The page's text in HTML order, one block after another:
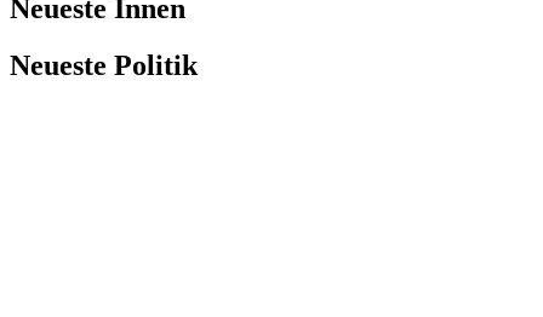
Neueste Innen
Neueste Politik